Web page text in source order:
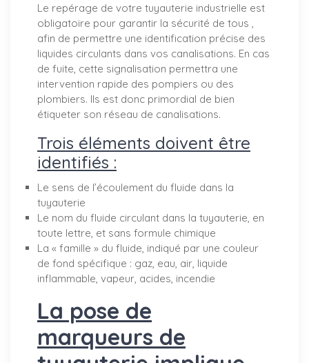
Le repérage de votre tuyauterie industrielle est
obligatoire pour garantir la sécurité de tous ,
afin de permettre une identification précise des
liquides circulants dans vos canalisations. En cas
de fuite, cette signalisation permettra une
intervention rapide des pompiers ou des
plombiers. Ils est donc primordial de bien
étiqueter son réseau de canalisations.
Trois éléments doivent être
identifiés :
Le sens de l’écoulement du fluide dans la
tuyauterie
Le nom du fluide circulant dans la tuyauterie, en
toute lettre, et sans formule chimique
La « famille » du fluide, indiqué par une couleur
de fond spécifique : gaz, eau, air, liquide
inflammable, vapeur, acides, incendie
La pose de
marqueurs de